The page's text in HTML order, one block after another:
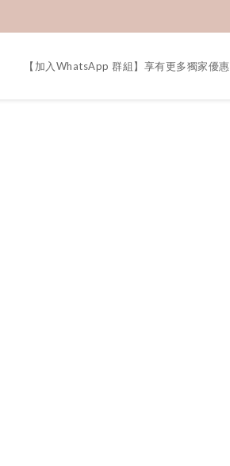
【加入WhatsApp 群組】享有更多獨家優惠